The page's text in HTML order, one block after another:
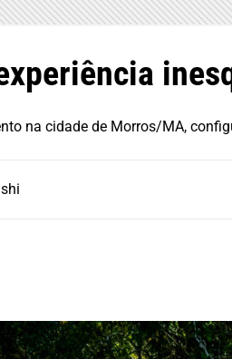
na cidade de Morros/MA,